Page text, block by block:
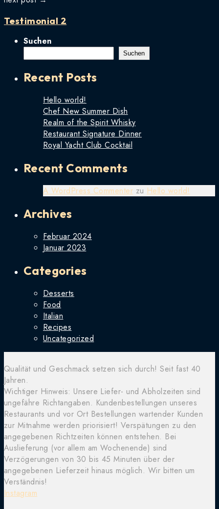
Testimonial 2
Suchen
Suchen
Recent Posts
Hello world!
Chef New Summer Dish
Realm of the Spirit Whisky
Restaurant Signature Dinner
Royal Yacht Club Cocktail
Recent Comments
A WordPress Commenter zu Hello world!
Archives
Februar 2024
Januar 2023
Categories
Desserts
Food
Italian
Recipes
Uncategorized
Qualität und Geschmack setzen sich durch! Seit fast 40
Jahren.
Wichtiger Hinweis: Unsere Liefer- und Abholzeiten sind
ungefähre Richtangaben. Kundenbestellungen unseres
Restaurants und vor Ort Bestellungen wartender Kunden
zur Mitnahme werden priorisiert! Verspätungen zu den
angegebenen Richtzeiten können entstehen. Bei
Auslieferung (vor allem am Wochenende) sind
Verzögerungen von 30 bis 45 Minuten über der
angegebenen Lieferzeit hinaus möglich. Wir bitten um
Verständnis!
Instagram